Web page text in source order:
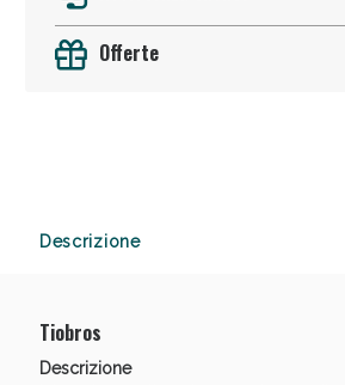
Offerte
Descrizione
Tiobros
DescrizioneVie Urinarie e Prostata: Sconti